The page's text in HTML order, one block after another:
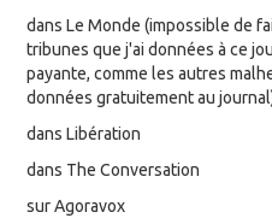
dans Le Monde (impossible de
tribunes que j'ai données à ce
payante, comme les autres
données gratuitement au
dans Libération
dans The Conversation
sur Agoravox